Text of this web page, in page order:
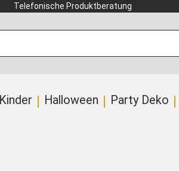
Telefonische Produktberatung
Kinder Halloween Party Deko